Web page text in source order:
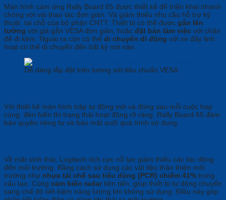
Màn hình cảm ứng Rally Board 65 được thiết kế để triển khai nhanh
chóng với vài thao tác đơn giản. Và giảm thiểu nhu cầu hỗ trợ kỹ
thuật tại chỗ của bộ phận CNTT. Thiết bị có thể được gắn lên
tường với giá gắn VESA đơn giản, hoặc đặt bàn làm việc với chân
đế đi kèm. Ngoài ra còn có thể di chuyển di động với xe đẩy linh
hoạt có thể di chuyển đến bất kỳ nơi nào.
Dễ dàng lắp đặt trên tường với tiêu chuẩn VESA
Với thiết kế màn hình trập tự động mở và đóng sau mỗi cuộc họp
cùng đèn hiển thị trạng thái hoạt động rõ ràng. Rally Board 65 đảm
bảo quyền riêng tư và bảo mật suốt quá trình sử dụng.
Về mặt sinh thái, Logitech tích cực nỗ lực giảm thiểu các tác động
đến môi trường. Bằng cách sử dụng các vật liệu thân thiện môi
trường như nhựa tái chế sau tiêu dùng (PCR) chiếm 41% trong
cấu tạo. Cùng cảm biến radar tiên tiến, giúp thiết bị tự động chuyển
sang chế độ tiết kiệm năng lượng khi không sử dụng. Điều này góp